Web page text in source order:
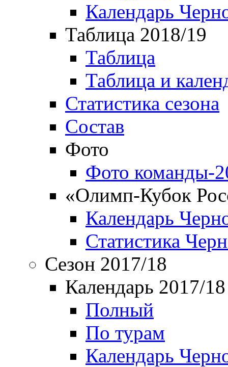
Календарь
Таблица 2018/19
Таблица
Таблица и
Статистика сезона
Состав
Фото
Фото команды-
«Олимп-Кубок
Календарь
Статистика
Сезон 2017/18
Календарь 2017/18
Полный
По турам
Календарь